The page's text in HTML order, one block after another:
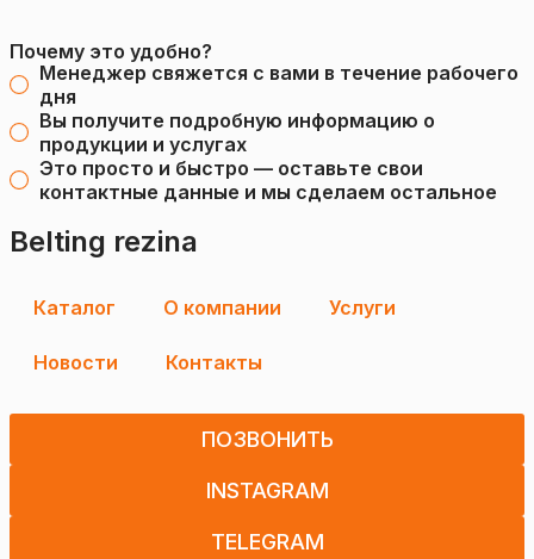
Почему это удобно?
Менеджер свяжется с вами в течение рабочего
дня
Вы получите подробную информацию о
продукции и услугах
Это просто и быстро — оставьте свои
контактные данные и мы сделаем остальное
Belting rezina
Каталог О компании Услуги
Новости Контакты
ПОЗВОНИТЬ
INSTAGRAM
TELEGRAM